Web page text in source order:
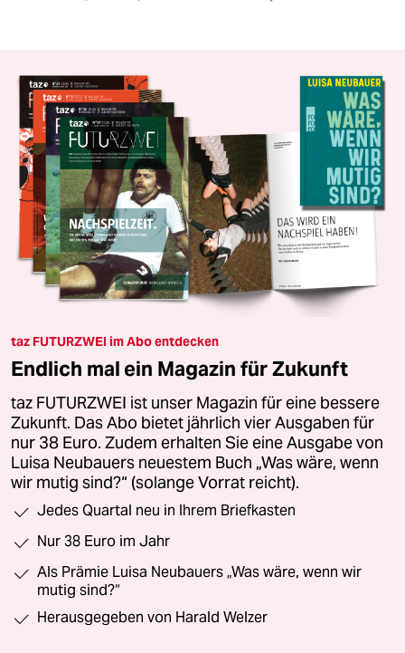
taz FUTURZWEI im Abo entdecken
Endlich mal ein Magazin für Zukunft
taz FUTURZWEI ist unser Magazin für eine bessere
Zukunft. Das Abo bietet jährlich vier Ausgaben für
nur 38 Euro. Zudem erhalten Sie eine Ausgabe von
Luisa Neubauers neuestem Buch „Was wäre, wenn
wir mutig sind?“ (solange Vorrat reicht).
Jedes Quartal neu in Ihrem Briefkasten
Nur 38 Euro im Jahr
Als Prämie Luisa Neubauers „Was wäre, wenn wir
mutig sind?“
Herausgegeben von Harald Welzer